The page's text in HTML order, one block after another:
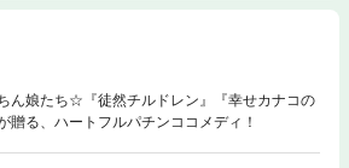
ん娘たち☆『徒然チルドレン』『幸せカナコの
贈る、ハートフルパチンココメディ！